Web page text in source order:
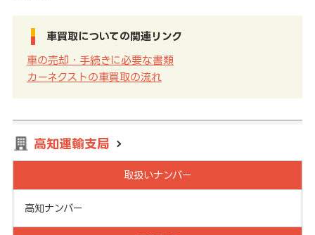
車買取についての関連リンク
車の売却・手続きに必要な書類
カーネクストの車買取の流れ
高知運輸支局
取扱いナンバー
高知ナンバー